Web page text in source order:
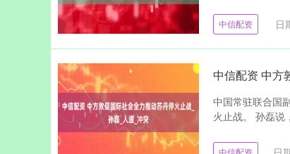
中信配资 日
中信配资 中方
中国常驻联合国
火止战。 孙磊说
中信配资